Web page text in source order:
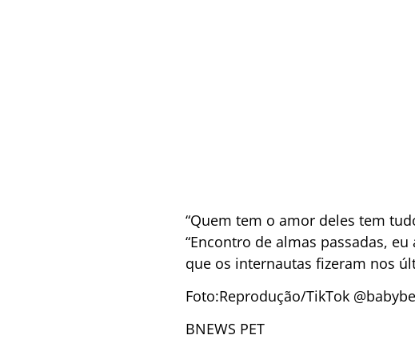
“Quem tem o amor deles tem
“Encontro de almas passadas,
que os internautas fizeram nos
Foto:Reprodução/TikTok
BNEWS PET